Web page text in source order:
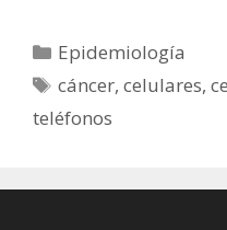
Categorías
Epidemiología
Etiquetas
cáncer,celulares,
teléfonos